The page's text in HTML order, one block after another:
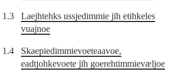
1.3
Laejhtehks ussjedimmie jïh etihkeles
vuajnoe
1.4
Skaepiedimmievoeteaavoe,
eadtjohkevoete jïh goerehtimmievæljoe